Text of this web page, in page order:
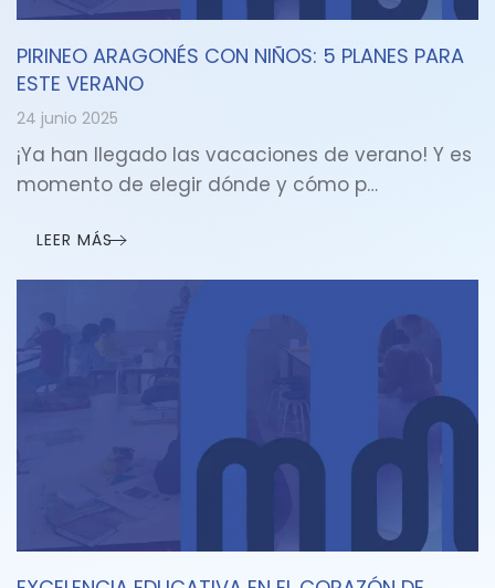
PIRINEO ARAGONÉS CON NIÑOS: 5 PLANES PARA
ESTE VERANO
24 junio 2025
¡Ya han llegado las vacaciones de verano! Y es
momento de elegir dónde y cómo p…
LEER MÁS